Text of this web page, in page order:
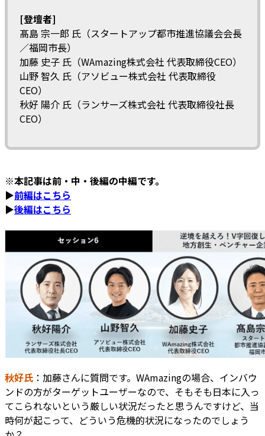
[登壇者]
髙島 宗⼀郎 氏（スタートアップ都市推進協議会会⻑
／福岡市⻑）
加藤 史⼦ 氏（WAmazing株式会社 代表取締役CEO）
⼭野 智久 氏（アソビュー株式会社 代表取締役
CEO）
秋好 陽介 氏（ランサーズ株式会社 代表取締役社⻑
CEO）
※本記事は前・中・後編の中編です。
▶前編はこちら
▶後編はこちら
秋好氏 ：加藤さんに質問です。WAmazingの場合、インバウ
ンドの方がターゲットユーザーなので、そもそも日本に入っ
てこられないという厳しい状況だったと思うんですけど、当
時何が起こって、どういう危機的状況になったのでしょう